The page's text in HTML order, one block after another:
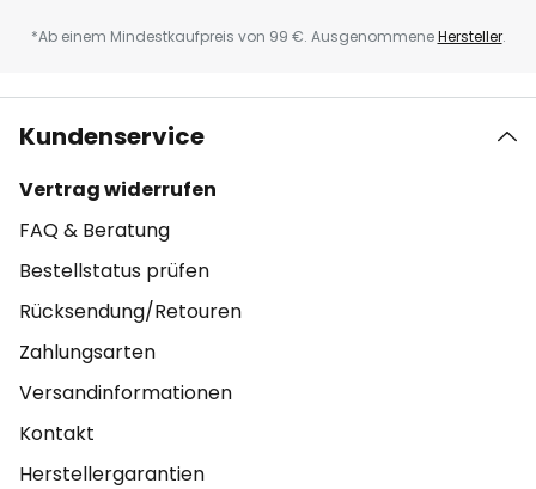
*Ab einem Mindestkaufpreis von 99 €. AusgenommeneHersteller.
Kundenservice
Vertrag widerrufen
FAQ & Beratung
Bestellstatus prüfen
Rücksendung/Retouren
Zahlungsarten
Versandinformationen
Kontakt
Herstellergarantien